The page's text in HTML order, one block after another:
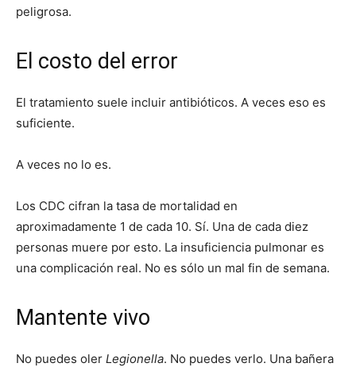
peligrosa.
El costo del error
El tratamiento suele incluir antibióticos. A veces eso es
suficiente.
A veces no lo es.
Los CDC cifran la tasa de mortalidad en
aproximadamente 1 de cada 10. Sí. Una de cada diez
personas muere por esto. La insuficiencia pulmonar es
una complicación real. No es sólo un mal fin de semana.
Mantente vivo
No puedes oler Legionella. No puedes verlo. Una bañera